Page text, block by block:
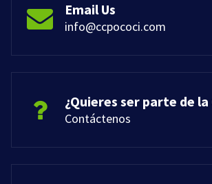
Email Us
info@ccpococi.com
¿Quieres ser parte de la
Contáctenos